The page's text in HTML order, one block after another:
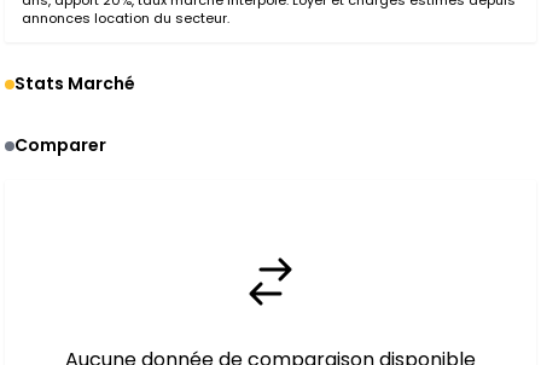
annonces location du secteur.
Stats Marché
Comparer